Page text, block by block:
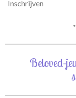
Inschrijven
Beloved-